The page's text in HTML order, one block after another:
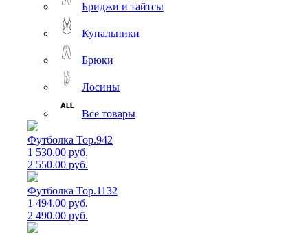
Бриджи и тайтсы
Купальники
Брюки
Лосины
Все товары
Футболка Top.942
1 530.00 руб.
2 550.00 руб.
Футболка Top.1132
1 494.00 руб.
2 490.00 руб.